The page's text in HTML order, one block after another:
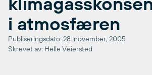
i atmosfæren
Publiseringsdato: 28. november, 2005
Skrevet av: Helle Veiersted